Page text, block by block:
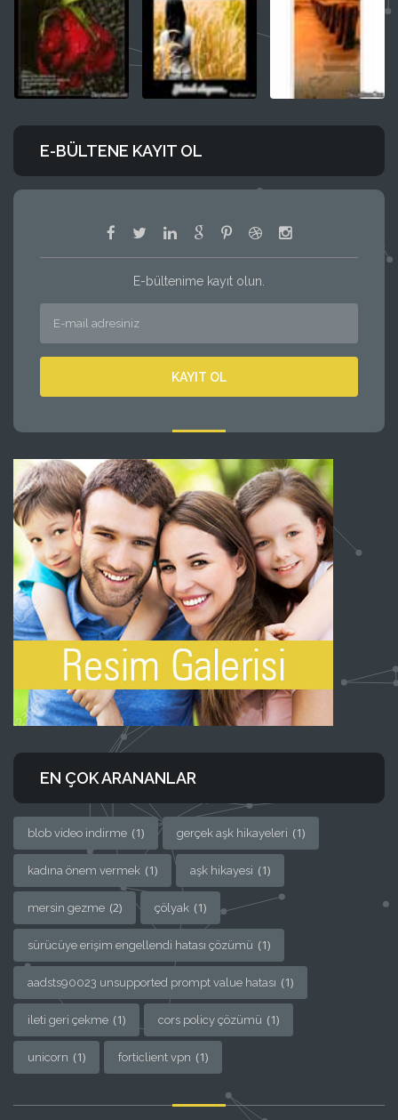
E-BÜLTENE KAYIT OL
E-bültenime kayıt olun.
EN ÇOK ARANANLAR
blob video indirme (1) gerçek aşk hikayeleri (1)
kadına önem vermek (1) aşk hikayesi (1)
mersin gezme (2) çölyak (1)
sürücüye erişim engellendi hatası çözümü (1)
aadsts90023 unsupported prompt value hatası (1)
ileti geri çekme (1) cors policy çözümü (1)
unicorn (1) forticlient vpn (1)